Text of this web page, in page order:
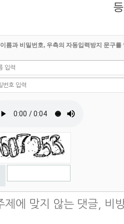
이름과 비밀번호, 우측의 자동입력방지 문구를